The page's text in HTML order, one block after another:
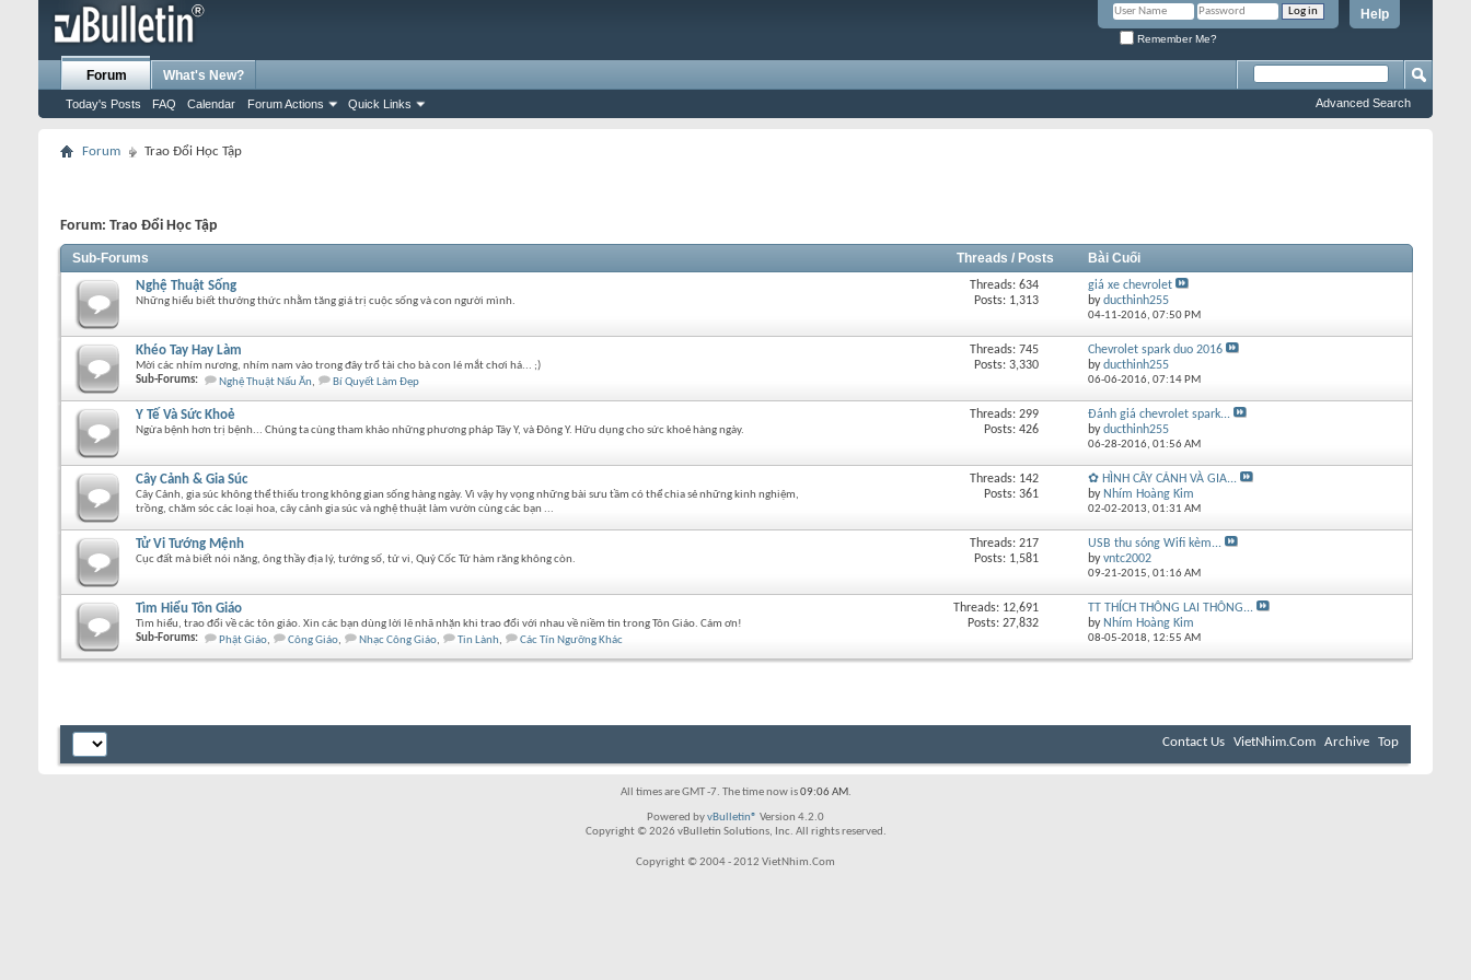
Help
Remember Me?
Forum
Today's Posts FAQ Calendar Forum Actions Quick Links
What's New?
Advanced Search
Forum Trao Đổi Học Tập
Forum: Trao Đổi Học Tập
Sub-Forums Threads / Posts Bài Cuối
Nghệ Thuật Sống
Những hiểu biết thưởng thức nhằm tăng giá trị cuộc sống và con người mình.
Threads: 634
Posts: 1,313
giá xe chevrolet
byducthinh255
04-11-2016, 07:50 PM
Khéo Tay Hay Làm
Mời các nhím nương, nhím nam vào trong đây trổ tài cho bà con lé mắt chơi há... ;)
Sub-Forums:
Nghệ Thuật Nấu Ăn, Bí Quyết Làm Đẹp
Threads: 745
Posts: 3,330
Chevrolet spark duo 2016
byducthinh255
06-06-2016, 07:14 PM
Y Tế Và Sức Khoẻ
Ngừa bệnh hơn trị bệnh... Chúng ta cùng tham khảo những phương pháp Tây Y, và Đông Y. Hữu dụng cho sức khoẻ hàng ngày.
Threads: 299
Posts: 426
Đánh giá chevrolet spark...
byducthinh255
06-28-2016, 01:56 AM
Cây Cảnh & Gia Súc
Cây Cảnh, gia súc không thể thiếu trong không gian sống hàng ngày. Vì vậy hy vọng những bài sưu tầm có thể chia sẻ những kinh nghiệm,
trồng, chăm sóc các loại hoa, cây cảnh gia súc và nghệ thuật làm vườn cùng các bạn ...
Threads: 142
Posts: 361
✿ HÌNH CÂY CẢNH VÀ GIA...
by Nhím Hoàng Kim
02-02-2013, 01:31 AM
Tử Vi Tướng Mệnh
Cục đất mà biết nói năng, ông thầy địa lý, tướng số, tử vi, Quỷ Cốc Tử hàm răng không còn.
Threads: 217
Posts: 1,581
USB thu sóng Wifi kèm...
byvntc2002
09-21-2015, 01:16 AM
Tìm Hiểu Tôn Giáo
Tìm hiểu, trao đổi về các tôn giáo. Xin các bạn dùng lời lẽ nhã nhặn khi trao đổi với nhau về niềm tin trong Tôn Giáo. Cám ơn!
Sub-Forums:
Phật Giáo, Công Giáo, Nhạc Công Giáo, Tin Lành, Các Tín Ngưỡng Khác
Threads: 12,691
Posts: 27,832
TT THÍCH THÔNG LAI THÔNG...
by Nhím Hoàng Kim
08-05-2018, 12:55 AM
Contact Us VietNhim.Com Archive Top
All times are GMT -7. The time now is09:06 AM.
Powered byvBulletin® Version 4.2.0
Copyright © 2026 vBulletin Solutions, Inc. All rights reserved.
Copyright © 2004 - 2012 VietNhim.Com